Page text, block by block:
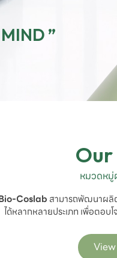
”
หมวดห
Coslab สามารถพัฒนาผลิ
ได้หลากหลายประเภท เพื่อต